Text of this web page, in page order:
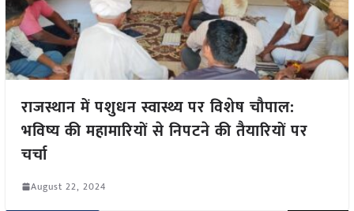
राजस्थान में पशुधन स्वास्थ्य पर विशेष चौपाल:
भविष्य की महामारियों से निपटने की तैयारियों पर
चर्चा
August 22, 2024